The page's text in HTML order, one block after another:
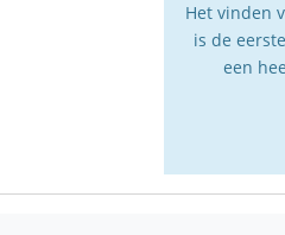
Het vinden
is de
een